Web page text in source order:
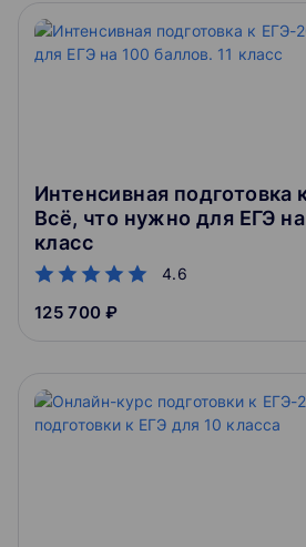
Интенсивная подготовка
Всё, что нужно для ЕГЭ
класс
4.6
125 700 ₽